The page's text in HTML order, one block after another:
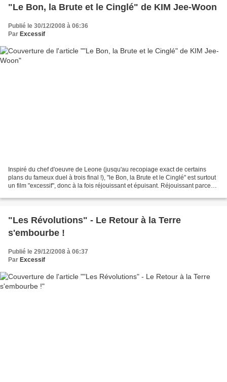
"Le Bon, la Brute et le Cinglé" de KIM Jee-Woon
Publié le 30/12/2008 à 06:36
Par Excessif
Inspiré du chef d'oeuvre de Leone (jusqu'au recopiage exact de certains
plans du fameux duel à trois final !), "le Bon, la Brute et le Cinglé" est surtout
un film "excessif", donc à la fois réjouissant et épuisant. Réjouissant parce
"Les Révolutions" - Le Retour à la Terre
s'embourbe !
Publié le 29/12/2008 à 06:37
Par Excessif